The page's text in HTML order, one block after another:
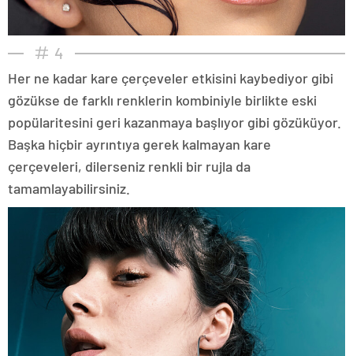
4
Her ne kadar kare çerçeveler etkisini kaybediyor gibi
gözükse de farklı renklerin kombiniyle birlikte eski
popülaritesini geri kazanmaya başlıyor gibi gözüküyor.
Başka hiçbir ayrıntıya gerek kalmayan kare
çerçeveleri, dilerseniz renkli bir rujla da
tamamlayabilirsiniz.